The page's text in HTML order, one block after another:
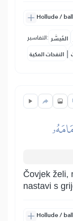
التفاسير: المُيسَّر
النفحات المكية |
Čovjek želi,
nastavi s